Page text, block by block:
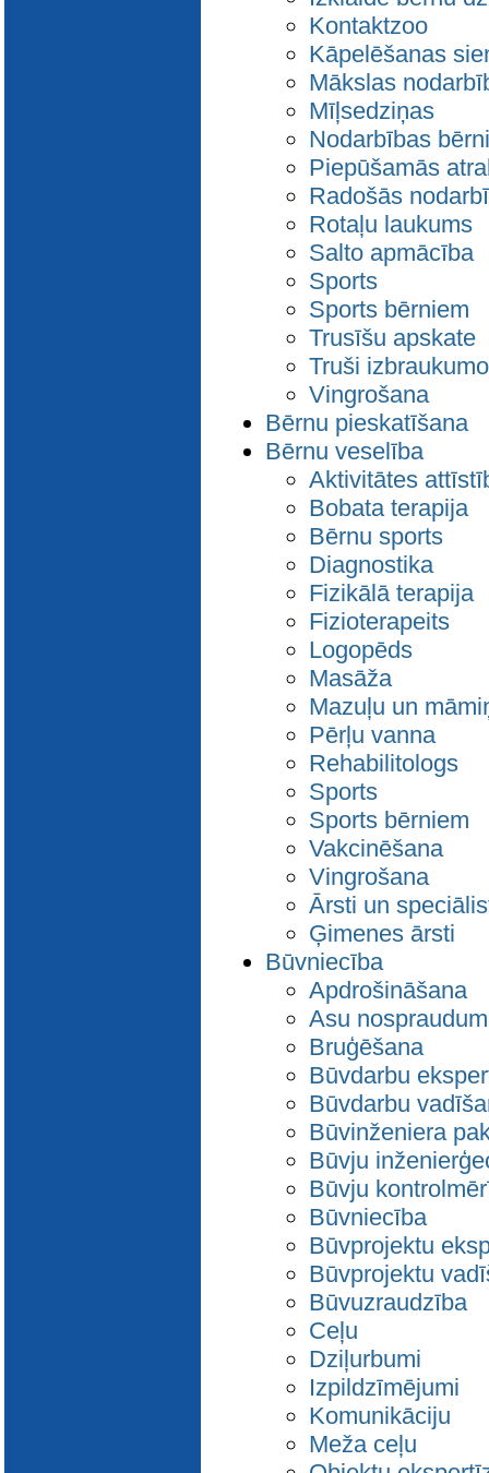
Kontaktzoo
Kāpelēšanas
Mākslas
Mīļsedziņas
Nodarbības
Piepūšamās
Radošās
Rotaļu laukums
Salto apmācība
Sports
Sports bērniem
Trusīšu apskate
Truši
Vingrošana
Bērnu pieskatīšana
Bērnu veselība
Aktivitātes
Bobata terapija
Bērnu sports
Diagnostika
Fizikālā terapija
Fizioterapeits
Logopēds
Masāža
Mazuļu un
Pērļu vanna
Rehabilitologs
Sports
Sports bērniem
Vakcinēšana
Vingrošana
Ārsti un
Ģimenes ārsti
Būvniecība
Apdrošināšana
Asu
Bruģēšana
Būvdarbu
Būvdarbu
Būvinženiera
Būvju
Būvju
Būvniecība
Būvprojektu
Būvprojektu
Būvuzraudzība
Ceļu
Dziļurbumi
Izpildzīmējumi
Komunikāciju
Meža ceļu